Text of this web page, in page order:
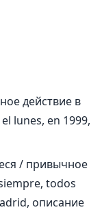
действие в
lunes, en 1999,
/ привычное
todos
описание